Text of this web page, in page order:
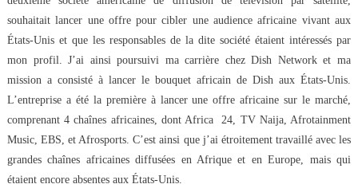
souhaitait lancer une offre pour cibler une audience africaine vivant aux
États-Unis et que les responsables de la dite société étaient intéressés par
mon profil. J’ai ainsi poursuivi ma carrière chez Dish Network et ma
mission a consisté à lancer le bouquet africain de Dish aux États-Unis.
L’entreprise a été la première à lancer une offre africaine sur le marché,
comprenant 4 chaînes africaines, dont Africa 24, TV Naija, Afrotainment
Music, EBS, et Afrosports. C’est ainsi que j’ai étroitement travaillé avec les
grandes chaînes africaines diffusées en Afrique et en Europe, mais qui
étaient encore absentes aux États-Unis.